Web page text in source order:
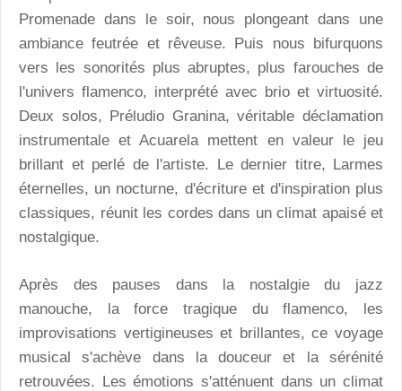
Promenade dans le soir, nous plongeant dans une
ambiance feutrée et rêveuse. Puis nous bifurquons
vers les sonorités plus abruptes, plus farouches de
l'univers flamenco, interprété avec brio et virtuosité.
Deux solos, Préludio Granina, véritable déclamation
instrumentale et Acuarela mettent en valeur le jeu
brillant et perlé de l'artiste. Le dernier titre, Larmes
éternelles, un nocturne, d'écriture et d'inspiration plus
classiques, réunit les cordes dans un climat apaisé et
nostalgique.
Après des pauses dans la nostalgie du jazz
manouche, la force tragique du flamenco, les
improvisations vertigineuses et brillantes, ce voyage
musical s'achève dans la douceur et la sérénité
retrouvées. Les émotions s'atténuent dans un climat